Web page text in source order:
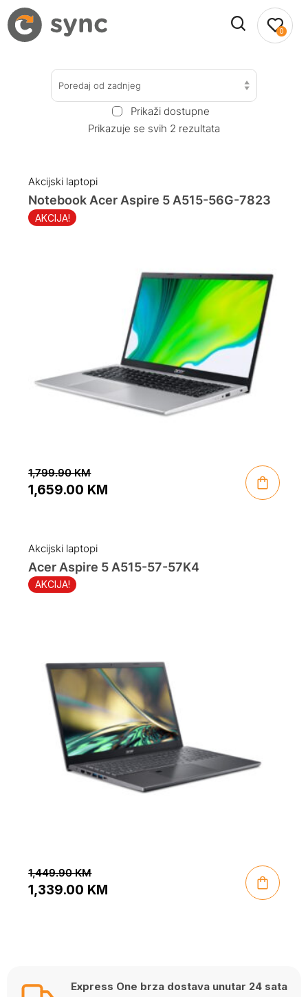
0
Poredaj od zadnjeg
Prikaži dostupne
Prikazuje se svih 2 rezultata
Akcijski laptopi
AKCIJA!
Notebook Acer Aspire 5 A515-56G-7823
1,799.90KM
was:
1,799.90 KM.
1,659.00 KM
is:
1,659.00 KM.
Akcijski laptopi
AKCIJA!
Acer Aspire 5 A515-57-57K4
1,449.90KM
1,339.00 KM
Express One brza dostava unutar 24 sata